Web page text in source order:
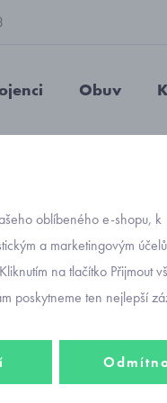
Obuv
Objednávací kód:
420
oblíbeného e-shopu, k
a marketingovým
na tlačítko Přijmout
poskytneme ten nejlepší